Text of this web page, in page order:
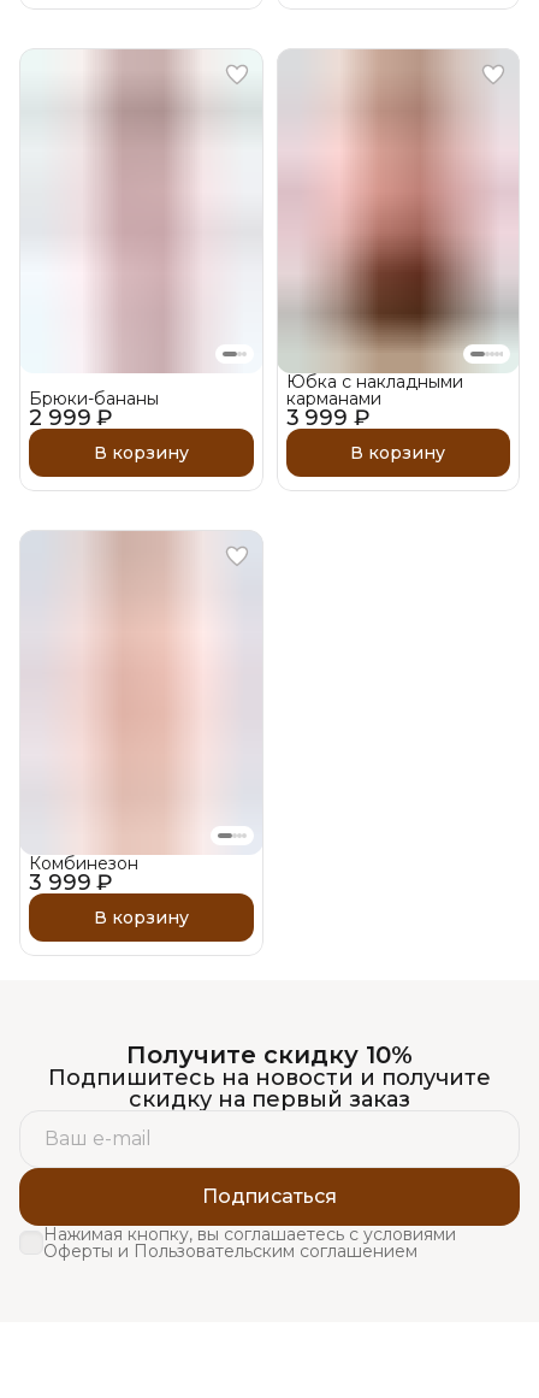
2 999 ₽
Брюки-бананы
В корзину
3 999 ₽
Юбка с накладными
карманами
В корзину
3 999 ₽
Комбинезон
В корзину
Получите скидку 10%
Подпишитесь на новости и получите
скидку на первый заказ
Подписаться
Нажимая кнопку, вы соглашаетесь с условиями
Оферты и Пользовательским соглашением